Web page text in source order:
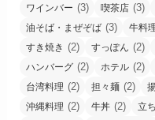
ワインバー (3) 喫茶店 (3)
油そば・まぜぞば (3) 牛料
すき焼き (2) すっぽん (2)
ハンバーグ (2) ホテル (2)
台湾料理 (2) 担々麺 (2)
沖縄料理 (2) 牛丼 (2) 立